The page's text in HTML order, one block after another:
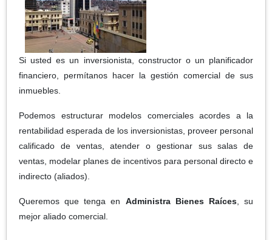
Si usted es un inversionista, constructor o un planificador
financiero, permítanos hacer la gestión comercial de sus
inmuebles.
Podemos estructurar modelos comerciales acordes a la
rentabilidad esperada de los inversionistas, proveer personal
calificado de ventas, atender o gestionar sus salas de
ventas, modelar planes de incentivos para personal directo e
indirecto (aliados).
Queremos que tenga en Administra Bienes Raíces,
su
mejor aliado comercial.